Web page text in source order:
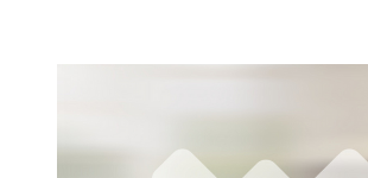
Animale de companie